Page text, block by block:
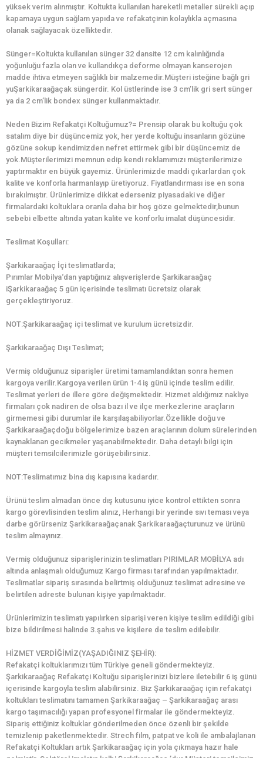
yüksek verim alınmıştır. Koltukta kullanılan hareketli metaller sürekli açıp
kapamaya uygun sağlam yapıda ve refakatçinin kolaylıkla açmasına
olanak sağlayacak özelliktedir.
Sünger=Koltukta kullanılan sünger 32 dansite 12 cm kalınlığında
yoğunluğu fazla olan ve kullandıkça deforme olmayan kanserojen
madde ihtiva etmeyen sağlıklı bir malzemedir.Müşteri isteğine bağlı gri
yuŞarkikaraağaçak süngerdir. Kol üstlerinde ise 3 cm’lik gri sert sünger
ya da 2 cm’lik bondex sünger kullanmaktadır.
Neden Bizim Refakatçi Koltuğumuz?= Prensip olarak bu koltuğu çok
satalım diye bir düşüncemiz yok, her yerde koltuğu insanların gözüne
gözüne sokup kendimizden nefret ettirmek gibi bir düşüncemiz de
yok.Müşterilerimizi memnun edip kendi reklamımızı müşterilerimize
yaptırmaktır en büyük gayemiz. Ürünlerimizde maddi çıkarlardan çok
kalite ve konforla harmanlayıp üretiyoruz. Fiyatlandırması ise en sona
bırakılmıştır. Ürünlerimize dikkat ederseniz piyasadaki ve diğer
firmalardaki koltuklara oranla daha bir hoş göze gelmektedir,bunun
sebebi elbette altında yatan kalite ve konforlu imalat düşüncesidir.
Teslimat Koşulları:
Şarkikaraağaç İçi teslimatlarda;
Pırımlar Mobilya‘dan yaptığınız alışverişlerde Şarkikaraağaç
iŞarkikaraağaç 5 gün içerisinde teslimatı ücretsiz olarak
gerçekleştiriyoruz.
NOT:Şarkikaraağaç içi teslimat ve kurulum ücretsizdir.
Şarkikaraağaç Dışı Teslimat;
Vermiş olduğunuz siparişler üretimi tamamlandıktan sonra hemen
kargoya verilir.Kargoya verilen ürün 1-4 iş günü içinde teslim edilir.
Teslimat yerleri de illere göre değişmektedir. Hizmet aldığımız nakliye
firmaları çok nadiren de olsa bazı il ve ilçe merkezlerine araçların
girmemesi gibi durumlar ile karşılaşabiliyorlar.Özellikle doğu ve
Şarkikaraağaçdoğu bölgelerimize bazen araçlarının dolum sürelerinden
kaynaklanan gecikmeler yaşanabilmektedir. Daha detaylı bilgi için
müşteri temsilcilerimizle görüşebilirsiniz.
NOT:Teslimatımız bina dış kapısına kadardır.
Ürünü teslim almadan önce dış kutusunu iyice kontrol ettikten sonra
kargo görevlisinden teslim alınız, Herhangi bir yerinde sıvı teması veya
darbe görürseniz Şarkikaraağaçanak Şarkikaraağaçturunuz ve ürünü
teslim almayınız.
Vermiş olduğunuz siparişlerinizin teslimatları PIRIMLAR MOBİLYA adı
altında anlaşmalı olduğumuz Kargo firması tarafından yapılmaktadır.
Teslimatlar sipariş sırasında belirtmiş olduğunuz teslimat adresine ve
belirtilen adreste bulunan kişiye yapılmaktadır.
Ürünlerimizin teslimatı yapılırken siparişi veren kişiye teslim edildiği gibi
bize bildirilmesi halinde 3.şahıs ve kişilere de teslim edilebilir.
HİZMET VERDİĞİMİZ(YAŞADIĞINIZ ŞEHİR):
Refakatçi koltuklarımızı tüm Türkiye geneli göndermekteyiz.
Şarkikaraağaç Refakatçi Koltuğu siparişlerinizi bizlere iletebilir 6 iş günü
içerisinde kargoyla teslim alabilirsiniz. Biz Şarkikaraağaç için refakatçi
koltukları teslimatını tamamen Şarkikaraağaç – Şarkikaraağaç arası
kargo taşımacılığı yapan profesyonel firmalar ile göndermekteyiz.
Sipariş ettiğiniz koltuklar gönderilmeden önce özenli bir şekilde
temizlenip paketlenmektedir. Strech film, patpat ve koli ile ambalajlanan
Refakatçi Koltukları artık Şarkikaraağaç için yola çıkmaya hazır hale